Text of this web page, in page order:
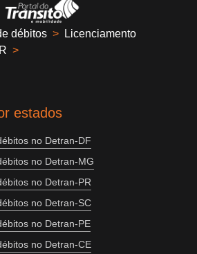
débitos >
Licenciamento
>
estados
no Detran-DF
no Detran-MG
no Detran-PR
no Detran-SC
no Detran-PE
no Detran-CE